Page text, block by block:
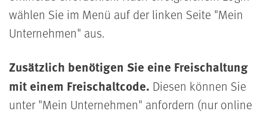
wählen Sie im Menü auf der linken Seite "Mein
Unternehmen" aus.
Zusätzlich benötigen Sie eine Freischaltung
mit einem Freischaltcode. Diesen können Sie
unter "Mein Unternehmen" anfordern (nur online